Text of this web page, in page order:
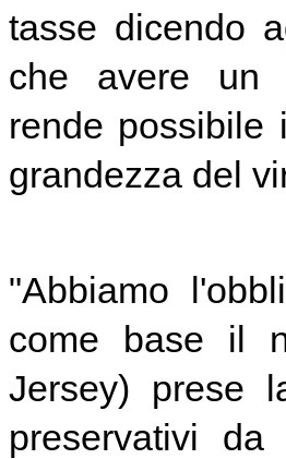
tasse dicendo
che avere un
rende possibile
grandezza del
"Abbiamo
come base il
Jersey) prese
preservativi